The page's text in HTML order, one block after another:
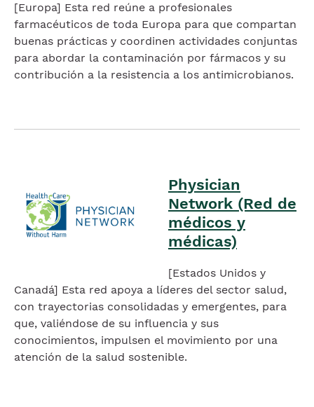
[Europa] Esta red reúne a profesionales
farmacéuticos de toda Europa para que compartan
buenas prácticas y coordinen actividades conjuntas
para abordar la contaminación por fármacos y su
contribución a la resistencia a los antimicrobianos.
Physician
Network (Red de
médicos y
médicas)
[Estados Unidos y
Canadá] Esta red apoya a líderes del sector salud,
con trayectorias consolidadas y emergentes, para
que, valiéndose de su influencia y sus
conocimientos, impulsen el movimiento por una
atención de la salud sostenible.